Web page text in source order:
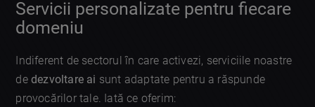
Servicii personalizate pentru fiecare
domeniu
Indiferent de sectorul în care activezi, serviciile noastre
dedezvoltare ai sunt adaptate pentru a răspunde
provocărilor tale. Iată ce oferim: